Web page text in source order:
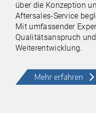
über die Konzeption
Aftersales-Service
Mit umfassender
Qualitätsanspruch
Weiterentwicklung.
Mehr erfahren